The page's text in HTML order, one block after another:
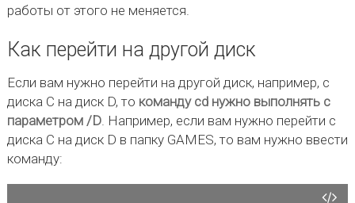
работы от этого не меняется.
Как перейти на другой диск
Если вам нужно перейти на другой диск, например, с
диска C на диск D, то команду cd нужно выполнять с
параметром /D. Например, если вам нужно перейти с
диска C на диск D в папку GAMES, то вам нужно ввести
команду: